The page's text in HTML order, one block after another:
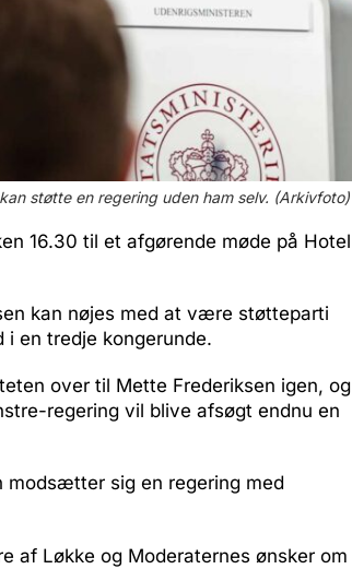
støtte en regering uden ham selv. (Arkivfoto)
16.30 til et afgørende møde på Hotel
kan nøjes med at være støtteparti
i en tredje kongerunde.
over til Mette Frederiksen igen, og
regering vil blive afsøgt endnu en
modsætter sig en regering med
af Løkke og Moderaternes ønsker om